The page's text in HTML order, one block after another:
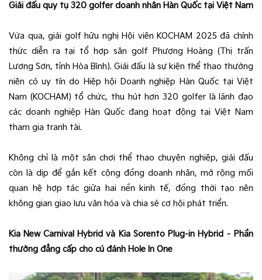
Giải đấu quy tụ 320 golfer doanh nhân Hàn Quốc tại Việt Nam
Vừa qua, giải golf hữu nghị Hội viên KOCHAM 2025 đã chính
thức diễn ra tại tổ hợp sân golf Phượng Hoàng (Thị trấn
Lương Sơn, tỉnh Hòa Bình). Giải đấu là sự kiện thể thao thường
niên có uy tín do Hiệp hội Doanh nghiệp Hàn Quốc tại Việt
Nam (KOCHAM) tổ chức, thu hút hơn 320 golfer là lãnh đạo
các doanh nghiệp Hàn Quốc đang hoạt động tại Việt Nam
tham gia tranh tài.
Không chỉ là một sân chơi thể thao chuyên nghiệp, giải đấu
còn là dịp để gắn kết cộng đồng doanh nhân, mở rộng mối
quan hệ hợp tác giữa hai nền kinh tế, đồng thời tạo nên
không gian giao lưu văn hóa và chia sẻ cơ hội phát triển.
Kia New Carnival Hybrid và Kia Sorento Plug-in Hybrid – Phần
thưởng đẳng cấp cho cú đánh Hole In One